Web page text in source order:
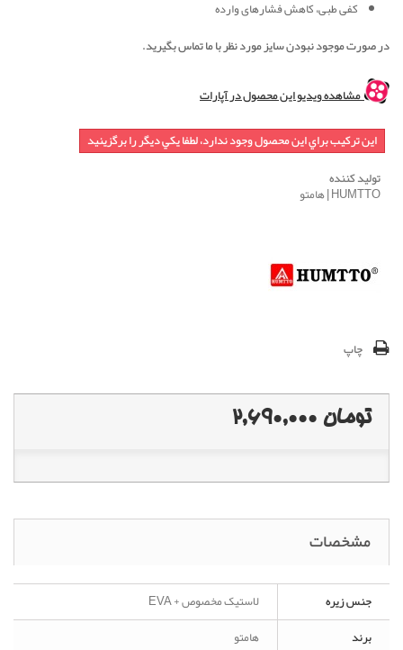
کفی طبی، کاهش فشارهای وارده
در صورت موجود نبودن سایز مورد نظر با ما تماس بگیرید.
مشاهده ویدیو این محصول در آپارات
اين تركيب براي اين محصول وجود ندارد، لطفا يكي ديگر را برگزينيد
تولید کننده
HUMTTO | هامتو
چاپ
تومان 2,690,000
مشخصات
جنس زیره
لاستیک مخصوص + EVA
برند
هامتو